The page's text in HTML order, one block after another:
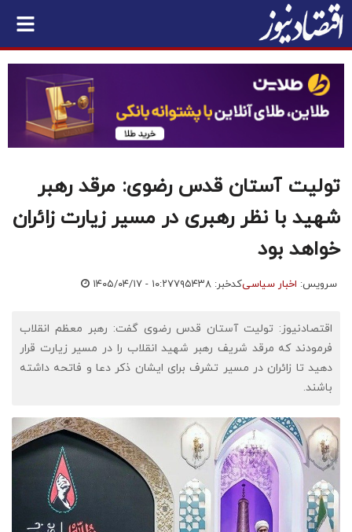
تولیت آستان قدس رضوی: مرقد رهبر
شهید با نظر رهبری در مسیر زیارت زائران
خواهد بود
سرویس: اخبار سیاسیکدخبر: ۷۹۵۴۳۸ ۱۴۰۵/۰۴/۱۷ - ۱۰:۲۷
اقتصادنیوز: تولیت آستان قدس رضوی گفت: رهبر معظم انقلاب
فرمودند که مرقد شریف رهبر شهید انقلاب را در مسیر زیارت قرار
دهید تا زائران در مسیر تشرف برای ایشان ذکر دعا و فاتحه داشته
باشند.